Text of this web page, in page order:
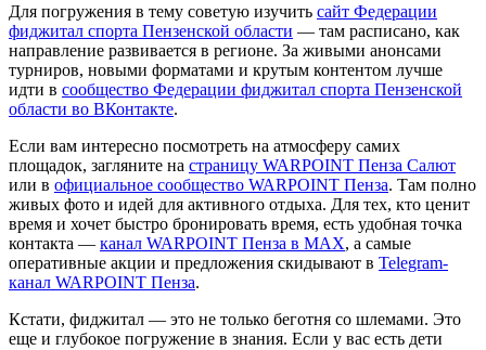
Для погружения в тему советую изучить сайт Федерации
фиджитал спорта Пензенской области — там расписано, как
направление развивается в регионе. За живыми анонсами
турниров, новыми форматами и крутым контентом лучше
идти в сообщество Федерации фиджитал спорта Пензенской
области во ВКонтакте.
Если вам интересно посмотреть на атмосферу самих
площадок, загляните на страницу WARPOINT Пенза Салют
или в официальное сообщество WARPOINT Пенза. Там полно
живых фото и идей для активного отдыха. Для тех, кто ценит
время и хочет быстро бронировать время, есть удобная точка
контакта — канал WARPOINT Пенза в MAX, а самые
оперативные акции и предложения скидывают в Telegram-
канал WARPOINT Пенза.
Кстати, фиджитал — это не только беготня со шлемами. Это
еще и глубокое погружение в знания. Если у вас есть дети